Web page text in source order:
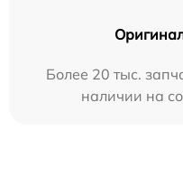
Более 20 тыс.
наличии на